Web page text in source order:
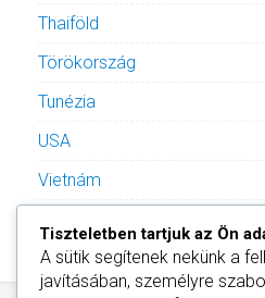
Thaiföld
Törökország
Tunézia
USA
Vietnám
Tiszteletben tartjuk az Ön
A sütik segítenek nekünk a
javításában, személyre